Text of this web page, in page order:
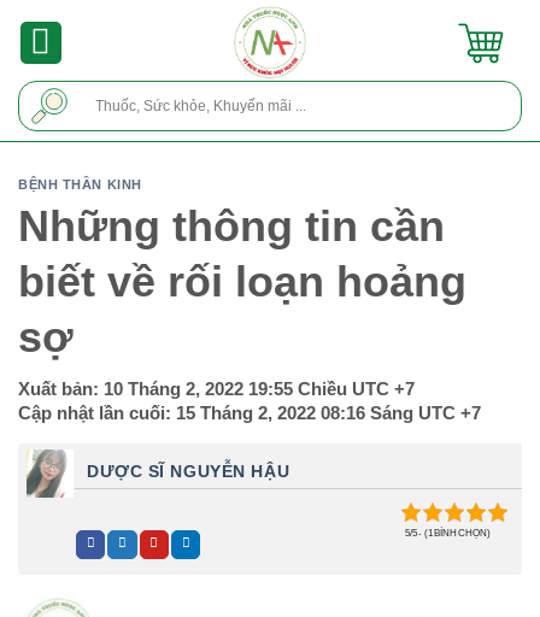
BỆNH THẦN KINH
Những thông tin cần
biết về rối loạn hoảng
sợ
Xuất bản: 10 Tháng 2, 2022 19:55 Chiều UTC +7
Cập nhật lần cuối: 15 Tháng 2, 2022 08:16 Sáng UTC +7
DƯỢC SĨ NGUYỄN HẬU
5/5 - (1 BÌNH CHỌN)